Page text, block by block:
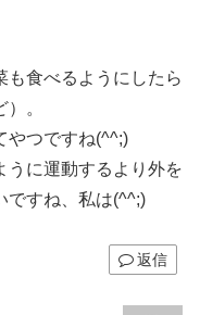
も食べるようにしたら
。
やつですね(^^;)
うに運動するより外を
ですね、私は(^^;)
返信